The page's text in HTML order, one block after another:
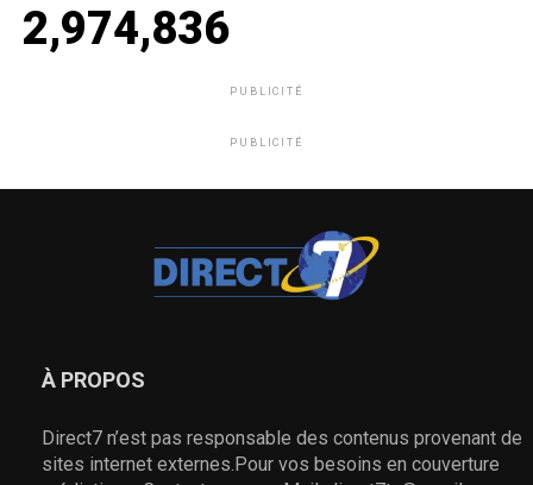
2,974,836
PUBLICITÉ
PUBLICITÉ
À PROPOS
Direct7 n’est pas responsable des contenus provenant de
sites internet externes.Pour vos besoins en couverture